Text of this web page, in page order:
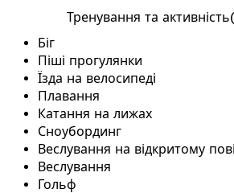
Тренування та
Біг
Піші прогулянки
Їзда на велосипеді
Плавання
Катання на лижах
Сноубординг
Веслування на відкритому
Веслування
Гольф